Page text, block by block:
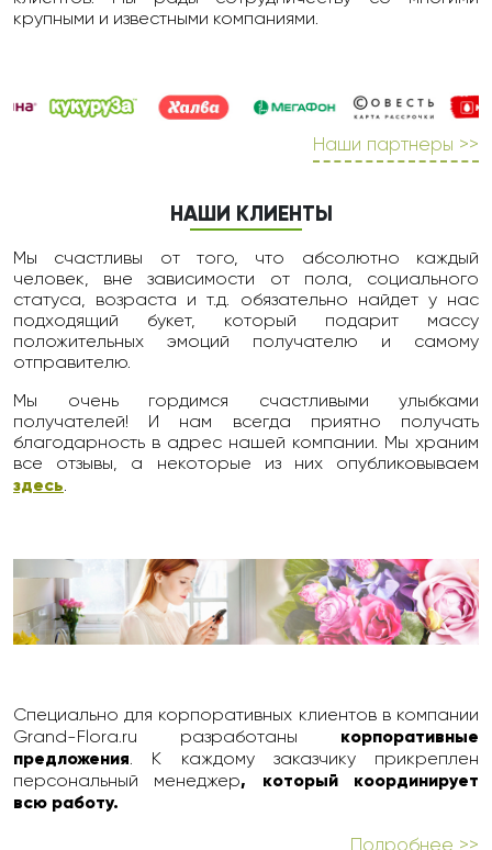
крупными и известными компаниями.
Наши партнеры >>
НАШИ КЛИЕНТЫ
Мы счастливы от того, что абсолютно каждый
человек, вне зависимости от пола, социального
статуса, возраста и т.д. обязательно найдет у нас
подходящий букет, который подарит массу
положительных эмоций получателю и самому
отправителю.
Мы очень гордимся счастливыми улыбками
получателей! И нам всегда приятно получать
благодарность в адрес нашей компании. Мы храним
все отзывы, а некоторые из них опубликовываем
здесь.
Специально для корпоративных клиентов в компании
Grand-Flora.ru разработаны корпоративные
предложения. К каждому заказчику прикреплен
персональный менеджер, который координирует
всю работу.
Подробнее >>